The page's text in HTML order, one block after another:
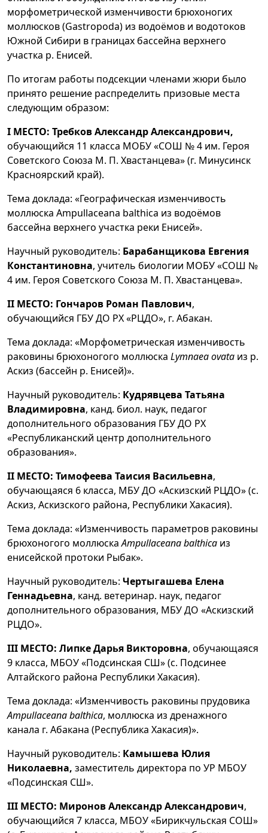
морфометрической изменчивости брюхоногих
моллюсков (Gastropoda) из водоёмов и водотоков
Южной Сибири в границах бассейна верхнего
участка р. Енисей.
По итогам работы подсекции членами жюри было
принято решение распределить призовые места
следующим образом:
I МЕСТО: Требков Александр Александрович,
обучающийся 11 класса МОБУ «СОШ № 4 им. Героя
Советского Союза М. П. Хвастанцева» (г. Минусинск
Красноярский край).
Тема доклада: «Географическая изменчивость
моллюска Ampullaceana balthica из водоёмов
бассейна верхнего участка реки Енисей».
Научный руководитель: Барабанщикова Евгения
Константиновна, учитель биологии МОБУ «СОШ №
4 им. Героя Советского Союза М. П. Хвастанцева».
II МЕСТО: Гончаров Роман Павлович,
обучающийся ГБУ ДО РХ «РЦДО», г. Абакан.
Тема доклада: «Морфометрическая изменчивость
раковины брюхоногого моллюска Lymnaea ovata из р.
Аскиз (бассейн р. Енисей)».
Научный руководитель: Кудрявцева Татьяна
Владимировна, канд. биол. наук, педагог
дополнительного образования ГБУ ДО РХ
«Республиканский центр дополнительного
образования».
II МЕСТО: Тимофеева Таисия Васильевна,
обучающаяся 6 класса, МБУ ДО «Аскизский РЦДО» (с.
Аскиз, Аскизского района, Республики Хакасия).
Тема доклада: «Изменчивость параметров раковины
брюхоногого моллюскаAmpullaceana balthica из
енисейской протоки Рыбак».
Научный руководитель: Чертыгашева Елена
Геннадьевна, канд. ветеринар. наук, педагог
дополнительного образования, МБУ ДО «Аскизский
РЦДО».
III МЕСТО: Липке Дарья Викторовна, обучающаяся
9 класса, МБОУ «Подсинская СШ» (с. Подсинее
Алтайского района Республики Хакасия).
Тема доклада: «Изменчивость раковины прудовика
Ampullaceana balthica, моллюска из дренажного
канала г. Абакана (Республика Хакасия)».
Научный руководитель: Камышева Юлия
Николаевна, заместитель директора по УР МБОУ
«Подсинская СШ».
III МЕСТО: Миронов Александр Александрович,
обучающийся 7 класса, МБОУ «Бирикчульская СОШ»